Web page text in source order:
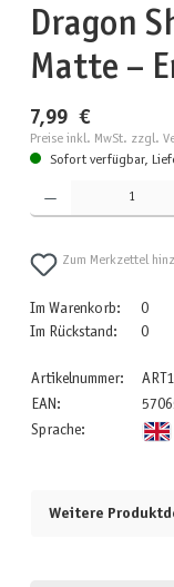
Dragon
Matte –
7,99 €
Preise inkl. MwSt. zzgl.
Sofort verfügbar,
Produkt Anzahl: Gib den
Zum Merkzettel
Im Warenkorb:
0
Im Rückstand:
0
Artikelnummer:
EAN:
Sprache:
Weitere